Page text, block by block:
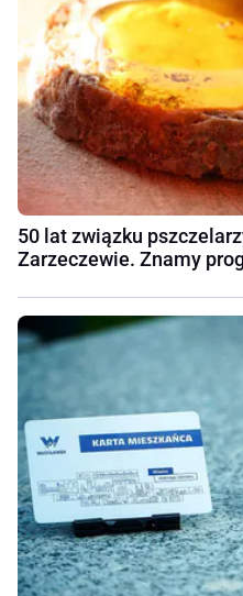
50 lat związku
Zarzeczewie. Znamy